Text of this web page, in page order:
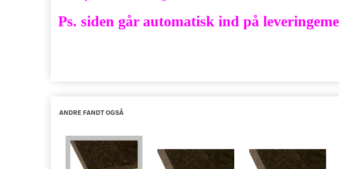
Ps. siden går automatisk ind på
ANDRE FANDT OGSÅ